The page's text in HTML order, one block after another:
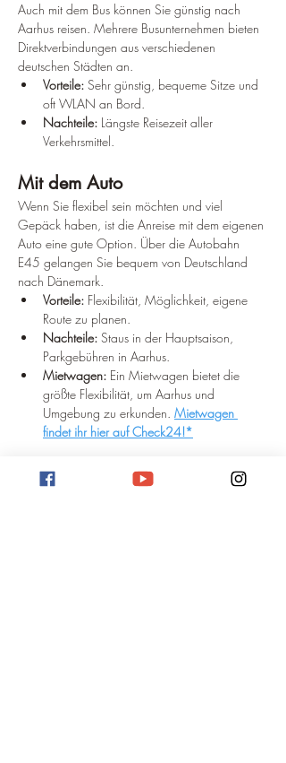
Auch mit dem Bus können Sie günstig nach
Aarhus reisen. Mehrere Busunternehmen bieten
Direktverbindungen aus verschiedenen
deutschen Städten an.
Vorteile: Sehr günstig, bequeme Sitze und
oft WLAN an Bord.
Nachteile: Längste Reisezeit aller
Verkehrsmittel.
Mit dem Auto
Wenn Sie flexibel sein möchten und viel
Gepäck haben, ist die Anreise mit dem eigenen
Auto eine gute Option. Über die Autobahn
E45 gelangen Sie bequem von Deutschland
nach Dänemark.
Vorteile: Flexibilität, Möglichkeit, eigene
Route zu planen.
Nachteile: Staus in der Hauptsaison,
Parkgebühren in Aarhus.
Mietwagen: Ein Mietwagen bietet die
größte Flexibilität, um Aarhus und
Umgebung zu erkunden. Mietwagen
findet ihr hier auf Check24!*
Welche Anreise ist die richtige